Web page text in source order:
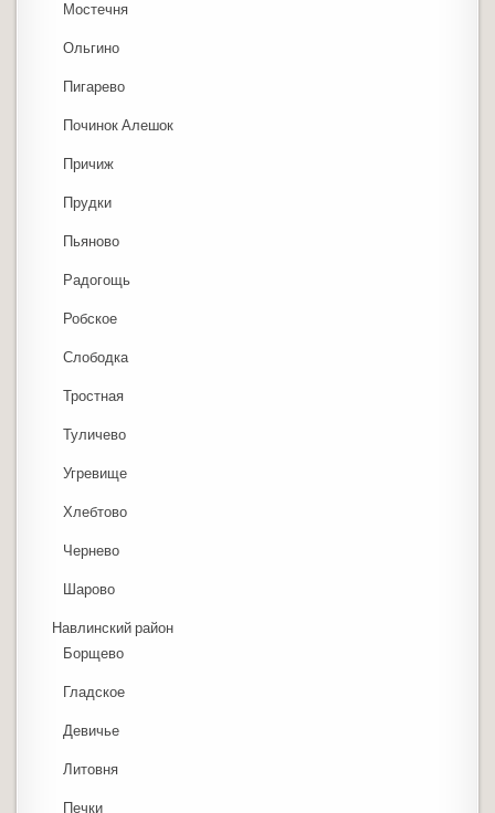
Мостечня
Ольгино
Пигарево
Починок Алешок
Причиж
Прудки
Пьяново
Радогощь
Робское
Слободка
Тростная
Туличево
Угревище
Хлебтово
Чернево
Шарово
Навлинский район
Борщево
Гладское
Девичье
Литовня
Печки